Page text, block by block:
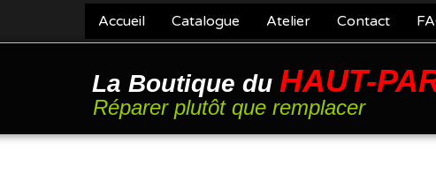
Accueil Catalogue Atelier Contact
La Boutique du HAUT-
Réparer plutôt que remplacer